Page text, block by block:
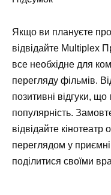
Якщо ви плануєте
відвідайте Multiplex
все необхідне для
перегляду фільмів.
позитивні відгуки,
популярність.
відвідайте
переглядом у
поділитися своїми